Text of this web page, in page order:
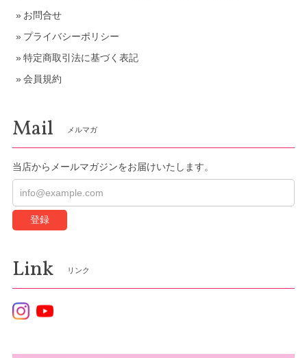
お問合せ
プライバシーポリシー
特定商取引法に基づく表記
会員規約
Mail メルマガ
当店からメールマガジンをお届けいたします。
登録
Link リンク